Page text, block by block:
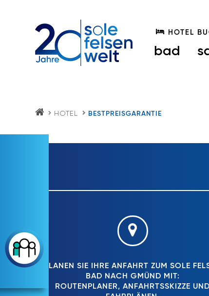
HOTEL
bad
HOTEL BESTPREISGARANTIE
PLANEN SIE IHRE ANFAHRT ZUM SOLE
BAD NACH GMÜND MIT:
ROUTENPLANER, ANFAHRTSSKIZZE UND